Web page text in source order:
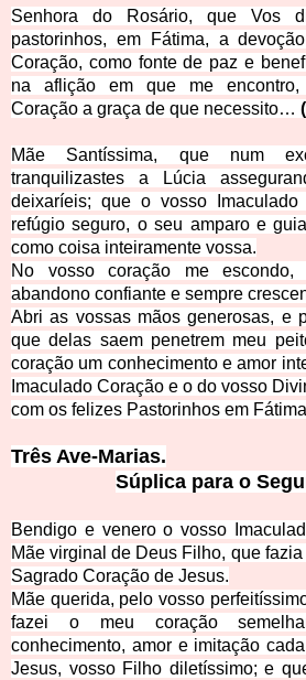
Senhora do Rosário, que Vos
pastorinhos, em Fátima, a
Coração, como fonte de paz e
na aflição em que me
Coração a graça de que necessito…
Mãe Santíssima, que num
tranquilizastes a Lúcia
deixaríeis; que o vosso
refúgio seguro, o seu amparo e
como coisa inteiramente vossa.
No vosso coração me escondo,
abandono confiante e sempre cre
Abri as vossas mãos generosas, e
que delas saem penetrem meu
coração um conhecimento e amor
Imaculado Coração e o do vosso
com os felizes Pastorinhos em F
Três Ave-Marias.
Súplica para o S
Bendigo e venero o vosso
Mãe virginal de Deus Filho, que fazia
Sagrado Coração de Jesus.
Mãe querida, pelo vosso
fazei o meu coração
conhecimento, amor e imitação
Jesus, vosso Filho diletíssimo; e